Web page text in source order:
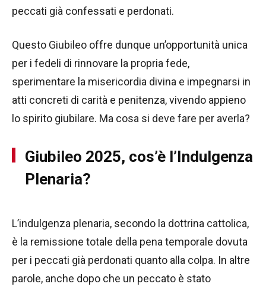
peccati già confessati e perdonati.
Questo Giubileo offre dunque un’opportunità unica
per i fedeli di rinnovare la propria fede,
sperimentare la misericordia divina e impegnarsi in
atti concreti di carità e penitenza, vivendo appieno
lo spirito giubilare. Ma cosa si deve fare per averla?
Giubileo 2025, cos’è l’Indulgenza
Plenaria?
L’indulgenza plenaria, secondo la dottrina cattolica,
è la remissione totale della pena temporale dovuta
per i peccati già perdonati quanto alla colpa. In altre
parole, anche dopo che un peccato è stato